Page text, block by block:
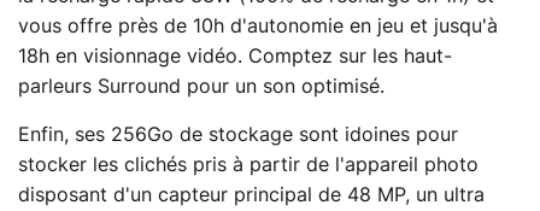
vous offre près de 10h d'autonomie en jeu et jusqu'à
18h en visionnage vidéo. Comptez sur les haut-
parleurs Surround pour un son optimisé.
Enfin, ses 256Go de stockage sont idoines pour
stocker les clichés pris à partir de l'appareil photo
disposant d'un capteur principal de 48 MP, un ultra